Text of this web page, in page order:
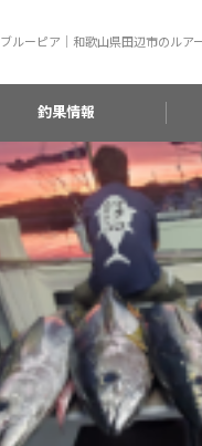
ブルーピア｜和歌山県田辺市のルア
釣果情報